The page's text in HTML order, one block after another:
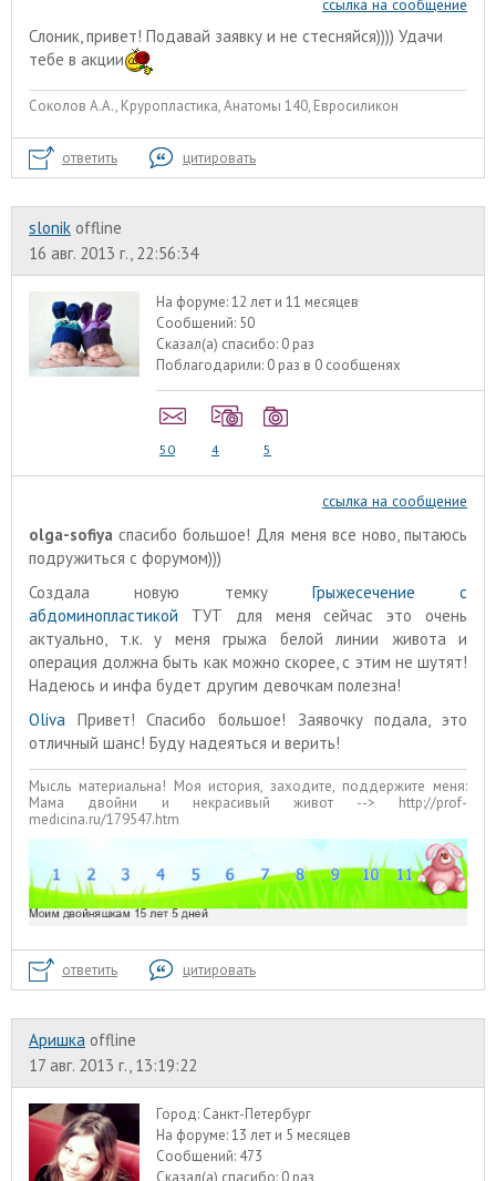
ссылка на сообщение
Слоник, привет! Подавай заявку и не стесняйся)))) Удачи
тебе в акции
Соколов А.А., Круропластика, Анатомы 140, Евросиликон
ответить цитировать
slonik offline
16 авг. 2013 г., 22:56:34
На форуме:12 лет и 11 месяцев
Сообщений: 50
Сказал(а) спасибо: 0 раз
Поблагодарили: 0 раз в 0 сообщенях
50 4 5
ссылка на сообщение
olga-sofiya спасибо большое! Для меня все ново, пытаюсь
подружиться с форумом)))
Создала новую темку Грыжесечение с
абдоминопластикой
ТУТ для меня сейчас это очень
актуально, т.к. у меня грыжа белой линии живота и
операция должна быть как можно скорее, с этим не шутят!
Надеюсь и инфа будет другим девочкам полезна!
Oliva Привет! Спасибо большое! Заявочку подала, это
отличный шанс! Буду надеяться и верить!
Мысль материальна! Моя история, заходите, поддержите меня:
Мама двойни и некрасивый живот --> http://prof-
medicina.ru/179547.htm
ответить цитировать
Аришка offline
17 авг. 2013 г., 13:19:22
Город: Санкт-Петербург
На форуме:13 лет и 5 месяцев
Сообщений: 473
Сказал(а) спасибо: 0 раз